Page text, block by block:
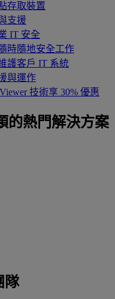
存取裝置
支援
IT 安全
時隨地安全工作
護客戶 IT 系統
與運作
技術享 30% 優惠
的熱門解決方案
隊